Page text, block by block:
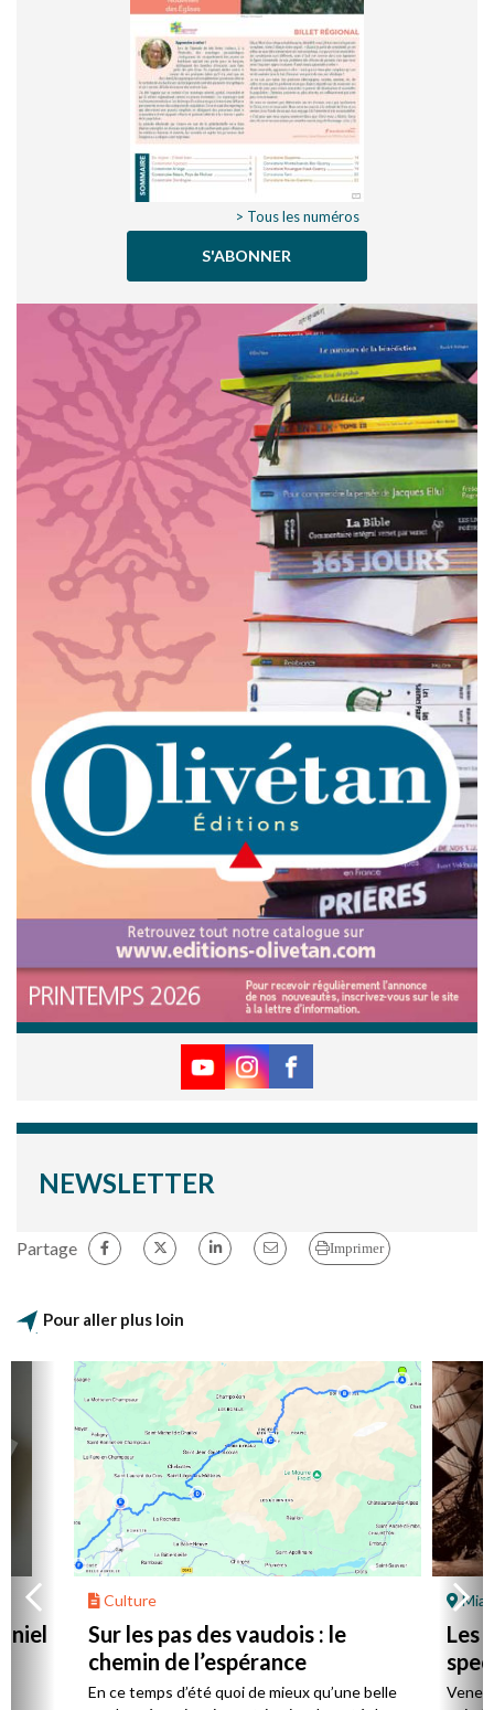
> Tous les numéros
S'ABONNER
NEWSLETTER
Partage Imprimer
Pour aller plus loin
Culture
Sur les pas des vaudois : le
chemin de l’espérance
En ce temps d’été quoi de mieux qu’une belle
Les